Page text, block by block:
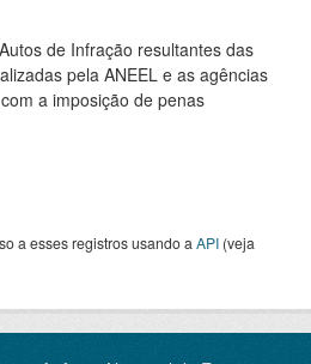
de Infração resultantes das
pela ANEEL e as agências
a imposição de penas
a esses registros usando a API (veja